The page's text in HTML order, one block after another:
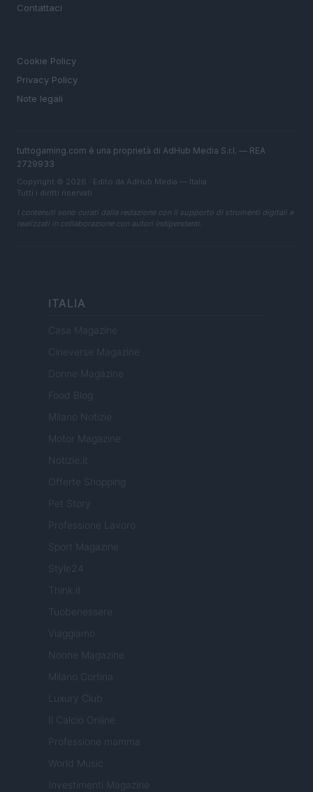
Contattaci
Cookie Policy
Privacy Policy
Note legali
tuttogaming.com è una proprietà di AdHub Media S.r.l. — REA
2729933
Copyright © 2026 · Edito da AdHub Media — Italia
Tutti i diritti riservati
I contenuti sono curati dalla redazione con il supporto di strumenti digitali e
realizzati in collaborazione con autori indipendenti.
ITALIA
Casa Magazine
Cineverse Magazine
Donne Magazine
Food Blog
Milano Notizie
Motor Magazine
Notizie.it
Offerte Shopping
Pet Story
Professione Lavoro
Sport Magazine
Style24
Think.it
Tuobenessere
Viaggiamo
Nonne Magazine
Milano Cortina
Luxury Club
Il Calcio Online
Professione mamma
World Music
Investimenti Magazine